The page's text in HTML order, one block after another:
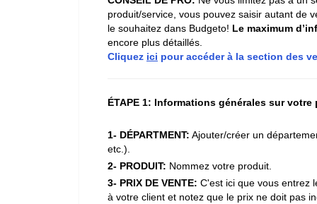
produit/service, vous pouvez saisir autant de
le souhaitez dans Budgeto! Le maximum
encore plus détaillés.
Cliquez ici pour accéder à la section des
ÉTAPE 1: Informations générales sur votre
1- DÉPARTMENT: Ajouter/créer un
etc.).
2- PRODUIT: Nommez votre produit.
3- PRIX DE VENTE: C'est ici que vous entrez
à votre client et notez que le prix ne doit pas